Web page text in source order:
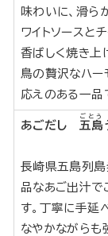
味わいに、滑ら
ワイトソースと
香ばしく焼き上
鳥の贅沢なハー
応えのある一品
あごだし 五島
ごとう
長崎県五島列島
品なあご出汁で
す。丁寧に手延
なやかながらも